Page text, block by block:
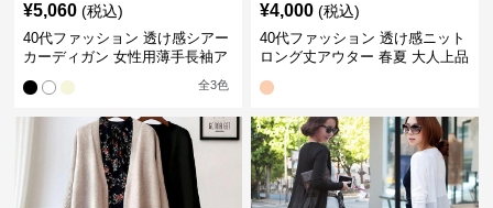
¥5,060 (税込)
40代ファッション 透け感シアー
カーディガン 女性用薄手長袖ア
全3色
¥4,000 (税込)
40代ファッション 透け感ニット
ロング丈アウター 春夏 大人上品